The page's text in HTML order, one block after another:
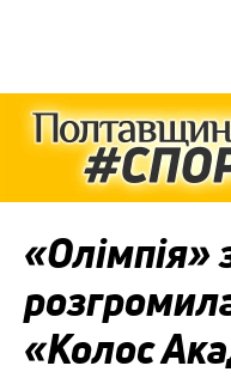
«Олімпія»
«Колос